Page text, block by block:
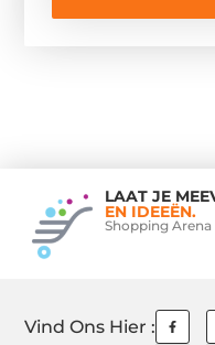
LAAT JE
EN IDEEËN.
Shopping Arena
Vind Ons Hier :